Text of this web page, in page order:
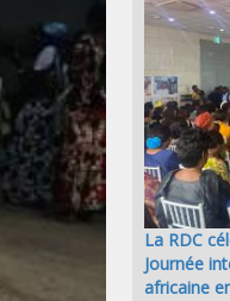
La RDC
Journée
africaine